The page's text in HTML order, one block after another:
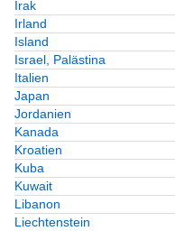
Irak
Irland
Island
Israel, Palästina
Italien
Japan
Jordanien
Kanada
Kroatien
Kuba
Kuwait
Libanon
Liechtenstein